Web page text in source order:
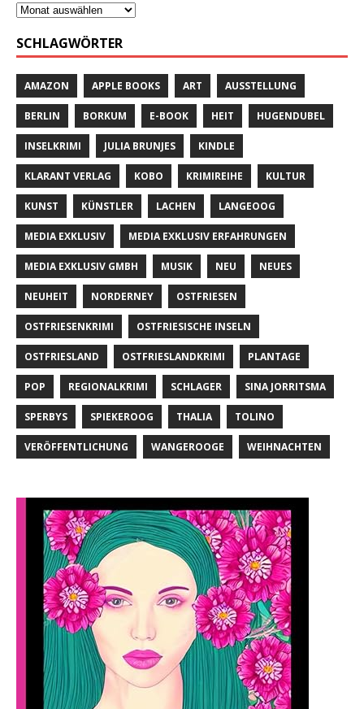
SCHLAGWÖRTER
AMAZON APPLE BOOKS ART AUSSTELLUNG
BERLIN BORKUM E-BOOK HEIT HUGENDUBEL
INSELKRIMI JULIA BRUNJES KINDLE
KLARANT VERLAG KOBO KRIMIREIHE KULTUR
KUNST KÜNSTLER LACHEN LANGEOOG
MEDIA EXKLUSIV MEDIA EXKLUSIV ERFAHRUNGEN
MEDIA EXKLUSIV GMBH MUSIK NEU NEUES
NEUHEIT NORDERNEY OSTFRIESEN
OSTFRIESENKRIMI OSTFRIESISCHE INSELN
OSTFRIESLAND OSTFRIESLANDKRIMI PLANTAGE
POP REGIONALKRIMI SCHLAGER SINA JORRITSMA
SPERBYS SPIEKEROOG THALIA TOLINO
VERÖFFENTLICHUNG WANGEROOGE WEIHNACHTEN